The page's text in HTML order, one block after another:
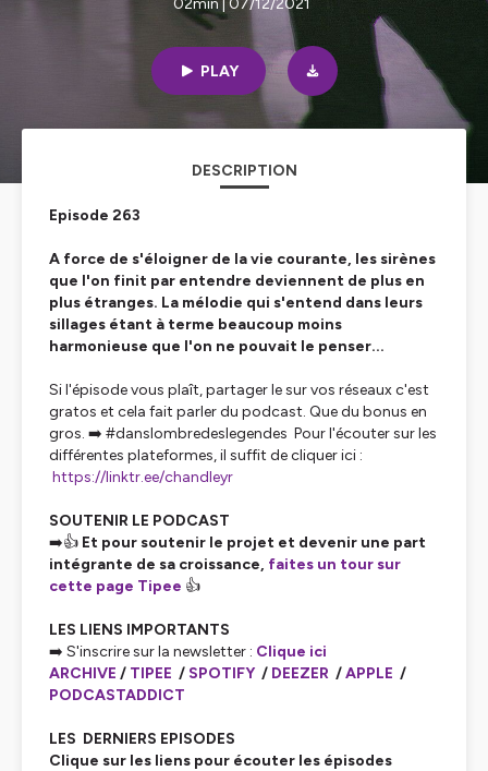
02min | 07/12/2021
PLAY
DESCRIPTION
Episode 263
A force de s'éloigner de la vie courante, les sirènes
que l'on finit par entendre deviennent de plus en
plus étranges. La mélodie qui s'entend dans leurs
sillages étant à terme beaucoup moins
harmonieuse que l'on ne pouvait le penser...
Si l'épisode vous plaît, partager le sur vos réseaux c'est
gratos et cela fait parler du podcast. Que du bonus en
gros. ➡️ #danslombredeslegendes Pour l'écouter sur les
différentes plateformes, il suffit de cliquer ici :
https://linktr.ee/chandleyr
SOUTENIR LE PODCAST
➡️👍 Et pour soutenir le projet et devenir une part
intégrante de sa croissance, faites un tour sur
cette page Tipee 👍
LES LIENS IMPORTANTS
➡️ S'inscrire sur la newsletter : Clique ici
ARCHIVE / TIPEE / SPOTIFY/ DEEZER /APPLE /
PODCASTADDICT
LES DERNIERS EPISODES
Clique sur les liens pour écouter les épisodes